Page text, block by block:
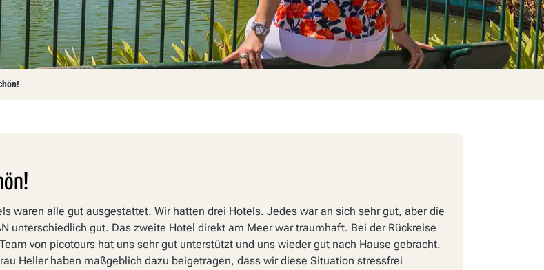
waren alle gut ausgestattet. Wir hatten drei Hotels. Jedes war an sich sehr gut, aber die
unterschiedlich gut. Das zweite Hotel direkt am Meer war traumhaft. Bei der Rückreise
von picotours hat uns sehr gut unterstützt und uns wieder gut nach Hause gebracht.
Heller haben maßgeblich dazu beigetragen, dass wir diese Situation stressfrei